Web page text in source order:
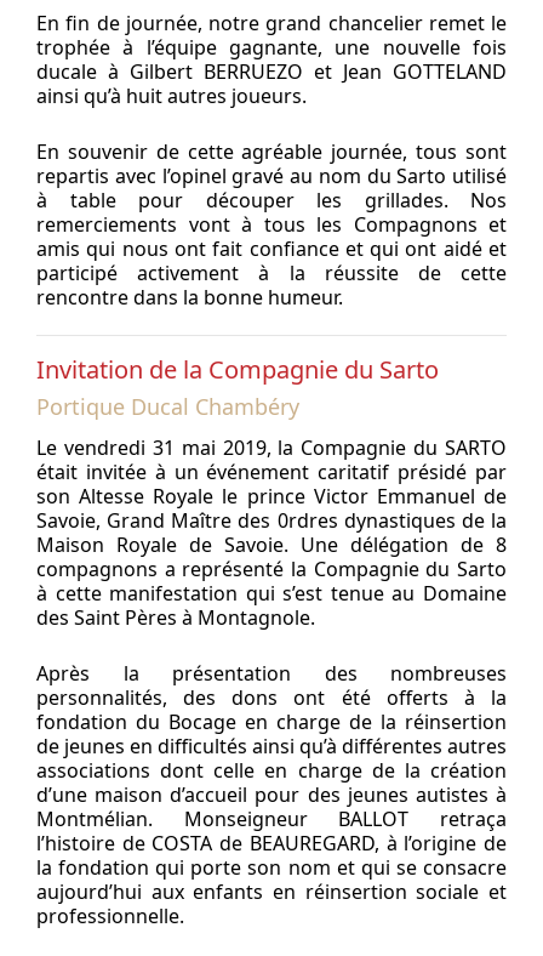
En fin de journée, notre grand chancelier remet le
trophée à l’équipe gagnante, une nouvelle fois
ducale à Gilbert BERRUEZO et Jean GOTTELAND
ainsi qu’à huit autres joueurs.
En souvenir de cette agréable journée, tous sont
repartis avec l’opinel gravé au nom du Sarto utilisé
à table pour découper les grillades. Nos
remerciements vont à tous les Compagnons et
amis qui nous ont fait confiance et qui ont aidé et
participé activement à la réussite de cette
rencontre dans la bonne humeur.
Invitation de la Compagnie du Sarto
Portique Ducal Chambéry
Le vendredi 31 mai 2019, la Compagnie du SARTO
était invitée à un événement caritatif présidé par
son Altesse Royale le prince Victor Emmanuel de
Savoie, Grand Maître des 0rdres dynastiques de la
Maison Royale de Savoie. Une délégation de 8
compagnons a représenté la Compagnie du Sarto
à cette manifestation qui s’est tenue au Domaine
des Saint Pères à Montagnole.
Après la présentation des nombreuses
personnalités, des dons ont été offerts à la
fondation du Bocage en charge de la réinsertion
de jeunes en difficultés ainsi qu’à différentes autres
associations dont celle en charge de la création
d’une maison d’accueil pour des jeunes autistes à
Montmélian. Monseigneur BALLOT retraça
l’histoire de COSTA de BEAUREGARD, à l’origine de
la fondation qui porte son nom et qui se consacre
aujourd’hui aux enfants en réinsertion sociale et
professionnelle.